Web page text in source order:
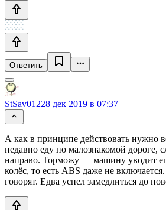
Ответить
StSav01228 дек 2019 в 07:37
А как в принципе действовать нужно
недавно еду по малознакомой дороге,
направо. Торможу — машину уводит
колёс, то есть ABS даже не
говорят. Едва успел замедлиться до